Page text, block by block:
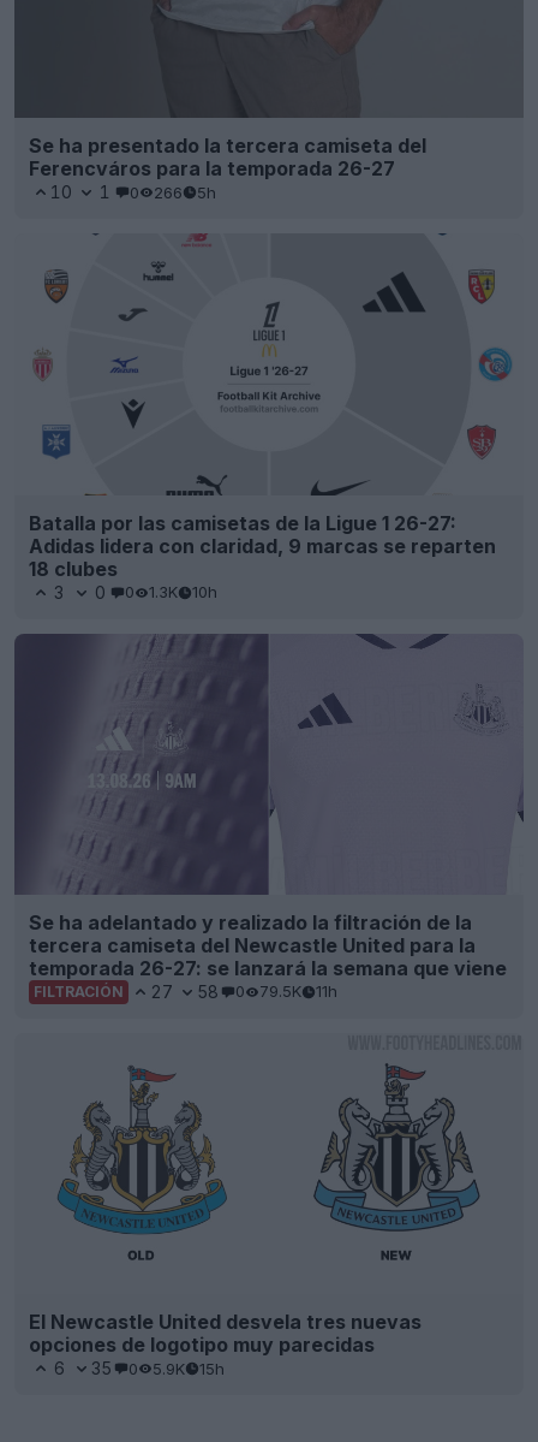
Se ha presentado la tercera camiseta del
Ferencváros para la temporada 26-27
10 1 0 266 5h
Batalla por las camisetas de la Ligue 1 26-27:
Adidas lidera con claridad, 9 marcas se reparten
18 clubes
3 0 0 1.3K 10h
Se ha adelantado y realizado la filtración de la
tercera camiseta del Newcastle United para la
temporada 26-27: se lanzará la semana que viene
FILTRACIÓN 27 58 0 79.5K 11h
El Newcastle United desvela tres nuevas
opciones de logotipo muy parecidas
6 35 0 5.9K 15h